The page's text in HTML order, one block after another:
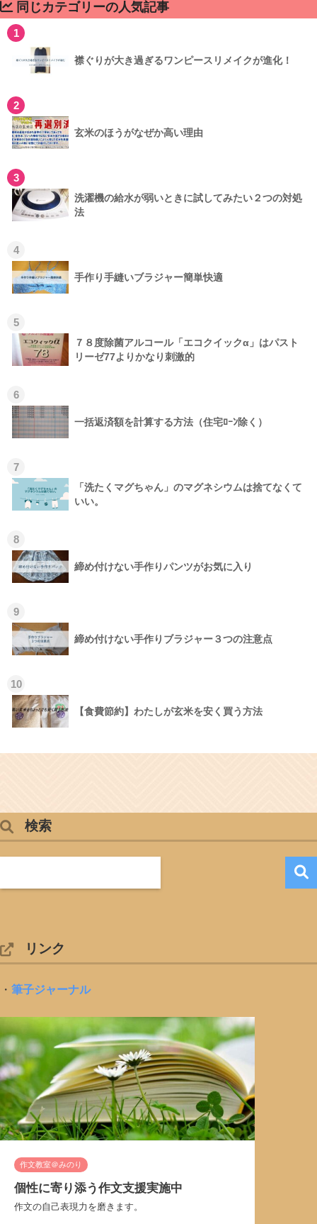
同じカテゴリーの人気記事
1
襟ぐりが大き過ぎるワンピースリメイクが進化！
2
玄米のほうがなぜか高い理由
3
洗濯機の給水が弱いときに試してみたい２つの対処
法
4
手作り手縫いブラジャー簡単快適
5
７８度除菌アルコール「エコクイックα」はパスト
リーゼ77よりかなり刺激的
6
一括返済額を計算する方法（住宅ﾛｰﾝ除く）
7
「洗たくマグちゃん」のマグネシウムは捨てなくて
いい。
8
締め付けない手作りパンツがお気に入り
9
締め付けない手作りブラジャー３つの注意点
10
【食費節約】わたしが玄米を安く買う方法
検索
リンク
・ 筆子ジャーナル
作文教室＠みのり
個性に寄り添う作文支援実施中
作文の自己表現力を磨きます。